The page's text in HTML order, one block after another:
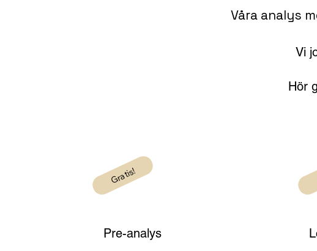
Pre-analys
Gratis!
Våra analys
Vi
Hör